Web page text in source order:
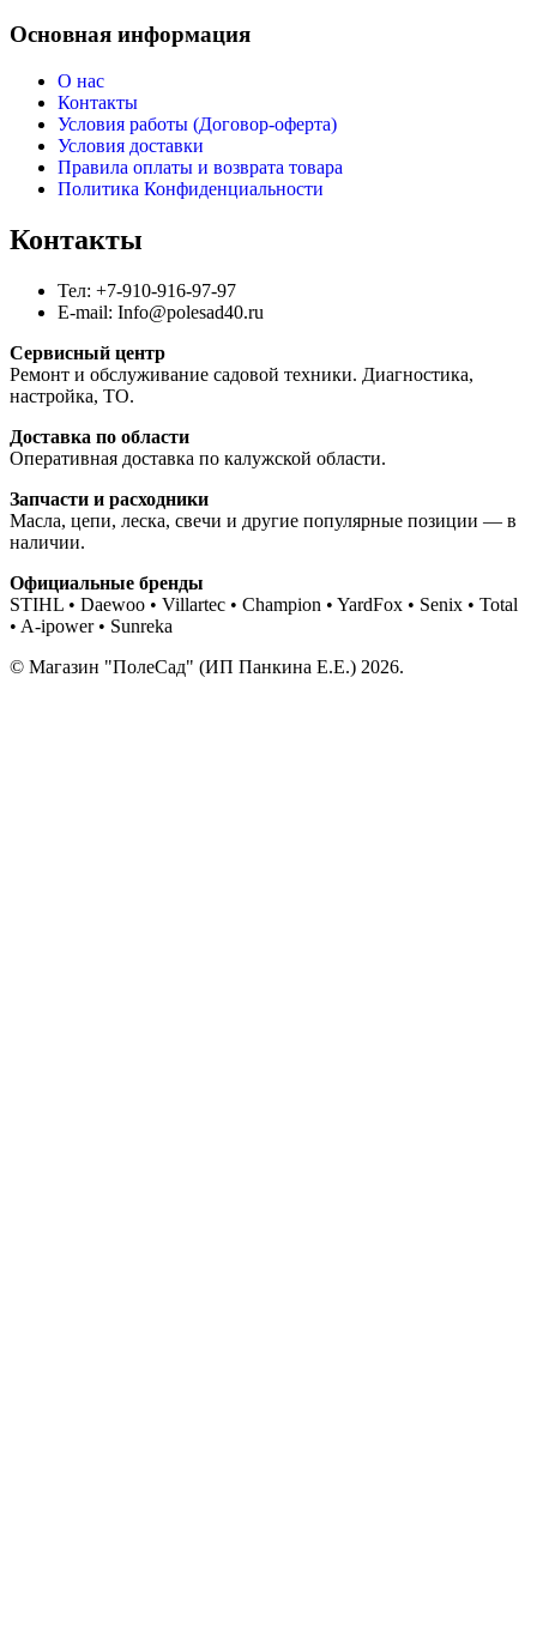
Основная информация
О нас
Контакты
Условия работы (Договор-оферта)
Условия доставки
Правила оплаты и возврата товара
Политика Конфиденциальности
Контакты
Тел: +7-910-916-97-97
E-mail: Info@polesad40.ru
Сервисный центр
Ремонт и обслуживание садовой техники. Диагностика,
настройка, ТО.
Доставка по области
Оперативная доставка по калужской области.
Запчасти и расходники
Масла, цепи, леска, свечи и другие популярные позиции — в
наличии.
Официальные бренды
STIHL • Daewoo • Villartec • Champion • YardFox • Senix • Total
• A-ipower • Sunreka
© Магазин "ПолеСад" (ИП Панкина Е.Е.) 2026.